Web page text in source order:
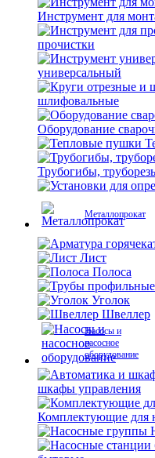
Инструмент для
прочистки
универсальный
шлифовальные
Оборудование
Трубогибы,
Металлопрокат
Лист
Полоса
Уголок
Швеллер
Насосы и
насосное
оборудование
шкафы управления
Комплектующие для